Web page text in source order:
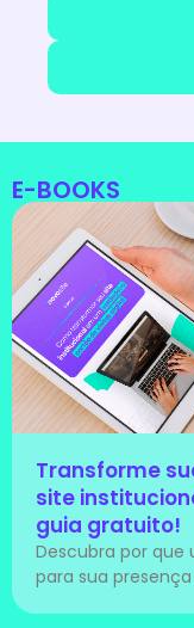
E-BOOKS
Transforme
site
guia gratuito!
Descubra por que
para sua presença